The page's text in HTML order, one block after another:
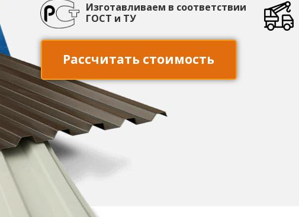
Изготавливаем в соответствии
ГОСТ и ТУ
Рассчитать стоимость